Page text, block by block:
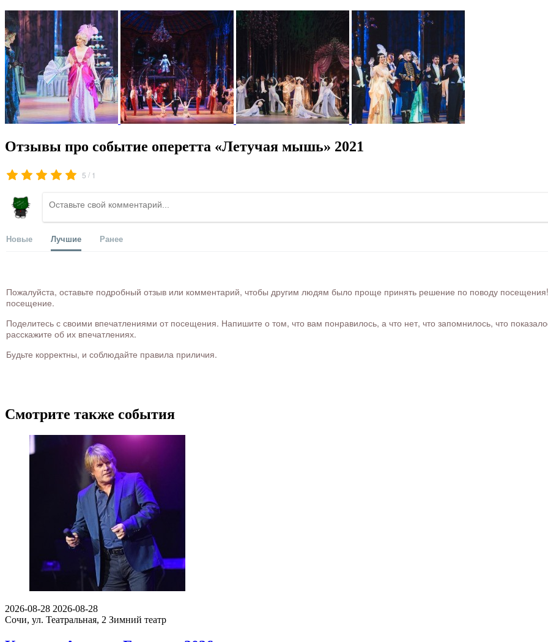
Отзывы про событие оперетта «Летучая мышь» 2021
5 / 1
Новые Лучшие Ранее
Пожалуйста, оставьте подробный отзыв или комментарий, чтобы другим людям было проще принять решение по поводу посещения!
посещение.
Поделитесь с своими впечатлениями от посещения. Напишите о том, что вам понравилось, а что нет, что запомнилось, что
расскажите об их впечатлениях.
Будьте корректны, и соблюдайте правила приличия.
Смотрите также события
2026-08-28 2026-08-28
Сочи, ул. Театральная, 2 Зимний театр